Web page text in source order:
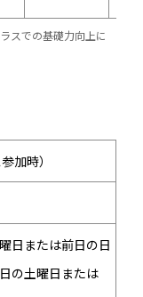
スでの基礎力向上に
加時）
日または前日の日
の土曜日または